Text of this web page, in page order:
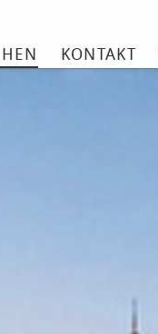
KONTAKT